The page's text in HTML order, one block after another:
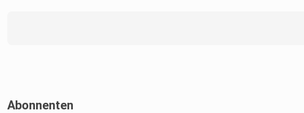
Abonnenten